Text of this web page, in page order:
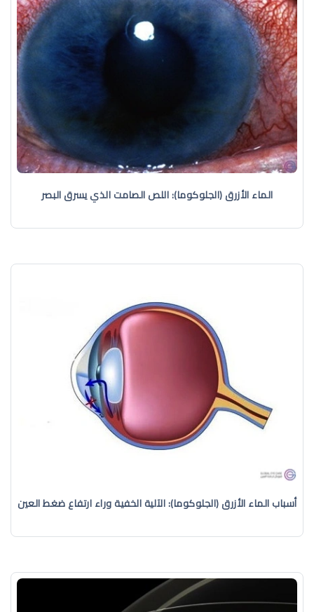
الماء الأزرق (الجلوكوما): اللص الصامت الذي يسرق البصر
أسباب الماء الأزرق (الجلوكوما): الآلية الخفية وراء ارتفاع ضغط العين